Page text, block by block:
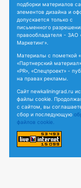
подборки материалов
элементов дизайна и
допускается только с
письменного
правообладателя - ЗАО
Маркетинг».
Материалы с пометкой
«Партнерский
«PR», «Спецпроект» -
на правах рекламы.
Сайт newkaliningrad.ru
файлы cookie.
с сайтом, вы
сбор и последующую
файлов cookie.